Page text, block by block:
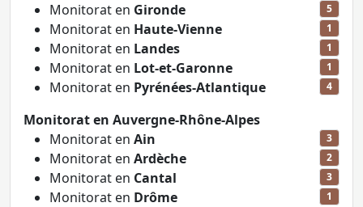
Monitorat en Gironde 5
Monitorat en Haute-Vienne 1
Monitorat en Landes 1
Monitorat en Lot-et-Garonne 1
Monitorat en Pyrénées-Atlantique 4
Monitorat en Auvergne-Rhône-Alpes
Monitorat en Ain 3
Monitorat en Ardèche 2
Monitorat en Cantal 3
Monitorat en Drôme 1